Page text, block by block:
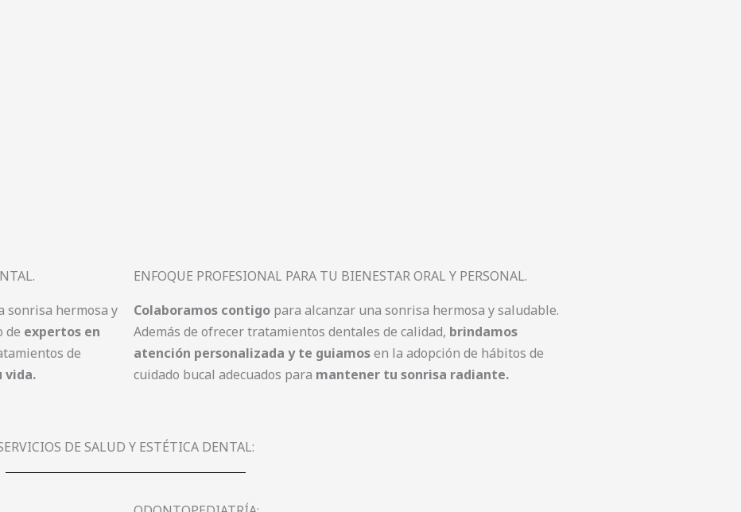
sonrisa hermosa y
de expertos en
de
vida.
ENFOQUE PROFESIONAL PARA TU BIENESTAR ORAL Y PERSONAL.
Colaboramos contigo para alcanzar una sonrisa hermosa y saludable.
Además de ofrecer tratamientos dentales de calidad, brindamos
atención personalizada y te guiamosen la adopción de hábitos de
cuidado bucal adecuados para mantener tu sonrisa radiante.
DE SALUD Y ESTÉTICA DENTAL: